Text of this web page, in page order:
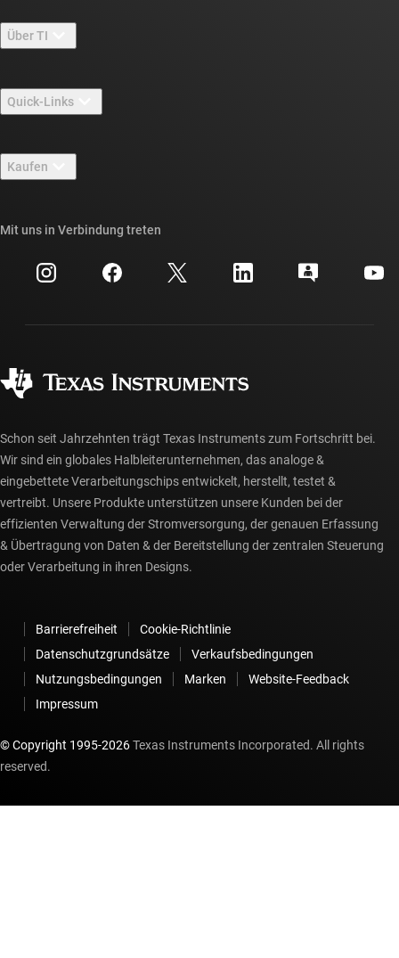
Über TI
Stellenangebote
Newsroom
Veranstaltungen
Investorenbeziehungen
Quick-Links
TI E2E™-Design-Support-Foren
Querverweis-Suche
Kundensupportzentrum
myTI-Konto FAQs
Kaufen
Häufig gestellte Fragen zu Bestellungen
Mit uns in Verbindung treten
Schon seit Jahrzehnten trägt Texas Instruments zum Fortschritt bei.
Wir sind ein globales Halbleiterunternehmen, das analoge &
eingebettete Verarbeitungschips entwickelt, herstellt, testet &
vertreibt. Unsere Produkte unterstützen unsere Kunden bei der
effizienten Verwaltung der Stromversorgung, der genauen Erfassung
& Übertragung von Daten & der Bereitstellung der zentralen Steuerung
oder Verarbeitung in ihren Designs.
Barrierefreiheit
Cookie-Richtlinie
Datenschutzgrundsätze
Verkaufsbedingungen
Nutzungsbedingungen
Marken
Website-Feedback
Impressum
© Copyright 1995-2026Texas Instruments Incorporated. All rights
reserved.